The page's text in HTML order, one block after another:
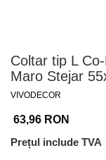
Coltar tip L
Maro Stejar
VIVODECOR
63,96 RON
Prețul include TVA